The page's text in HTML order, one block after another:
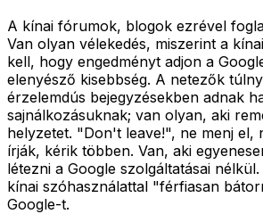
A kínai fórumok, blogok ezrével
Van olyan vélekedés, miszerint a
kell, hogy engedményt adjon a
elenyésző kisebbség. A netezők
érzelemdús bejegyzésekben adnak
sajnálkozásuknak; van olyan, aki
helyzetet. "Don't leave!", ne menj el,
írják, kérik többen. Van, aki
létezni a Google szolgáltatásai
kínai szóhasználattal "férfiasan
Google-t.